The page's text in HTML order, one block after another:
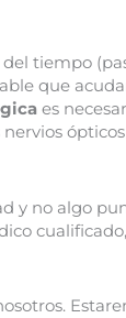
del tiempo
que
es
y no algo